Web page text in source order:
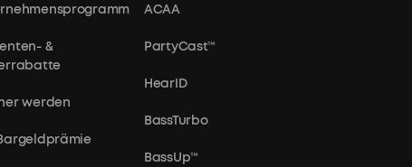
&
werden
ACAA
PartyCast™
HearID
BassTurbo
BassUp™